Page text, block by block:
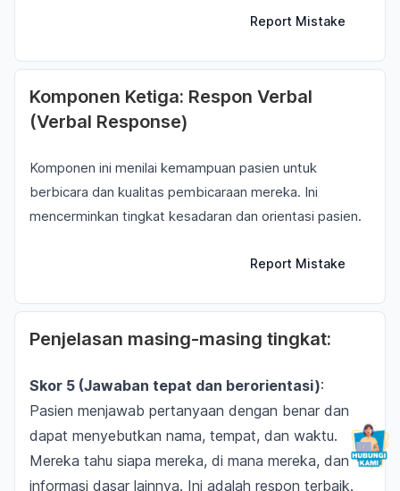
Report Mistake
Komponen Ketiga: Respon Verbal
(Verbal Response)
Komponen ini menilai kemampuan pasien untuk
berbicara dan kualitas pembicaraan mereka. Ini
mencerminkan tingkat kesadaran dan orientasi pasien.
Report Mistake
Penjelasan masing-masing tingkat:
Skor 5 (Jawaban tepat dan berorientasi):
Pasien menjawab pertanyaan dengan benar dan
dapat menyebutkan nama, tempat, dan waktu.
Mereka tahu siapa mereka, di mana mereka, dan
informasi dasar lainnya. Ini adalah respon terbaik.